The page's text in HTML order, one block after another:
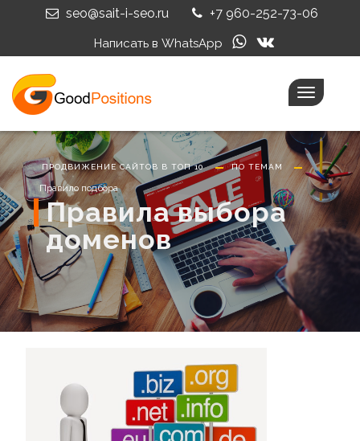
seo@sait-i-seo.ru +7 960-252-73-06
Написать в WhatsApp
Toggle
ПРОДВИЖЕНИЕ САЙТОВ В ТОП 10 ПО ТЕМАМ
Правило подбора
Правила выбора
доменов